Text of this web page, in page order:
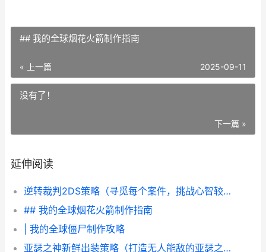
## 我的全球烟花火箭制作指南
« 上一篇 2025-09-11
没有了！
下一篇 »
延伸阅读
逆转裁判2DS策略（寻觅每个案件，挑战心智较量，成为法庭上的状元！） 逆转裁判2攻略
## 我的全球烟花火箭制作指南
| 我的全球僵尸制作攻略
亚瑟之神新鲜出装策略（打造无人能敌的亚瑟之神装备方法） 亚瑟神装